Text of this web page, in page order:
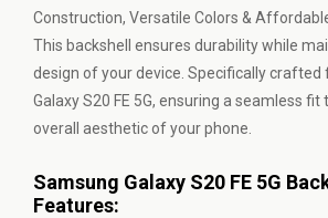
Construction, Versatile Colors &
This backshell ensures durability while
design of your device. Specifically crafted
Galaxy S20 FE 5G, ensuring a seamless
overall aesthetic of your phone.
Samsung Galaxy S20 FE 5G
Features: